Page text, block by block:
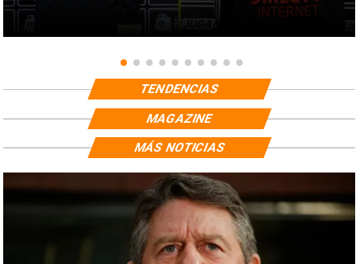
TENDENCIAS
MAGAZINE
MÁS NOTICIAS